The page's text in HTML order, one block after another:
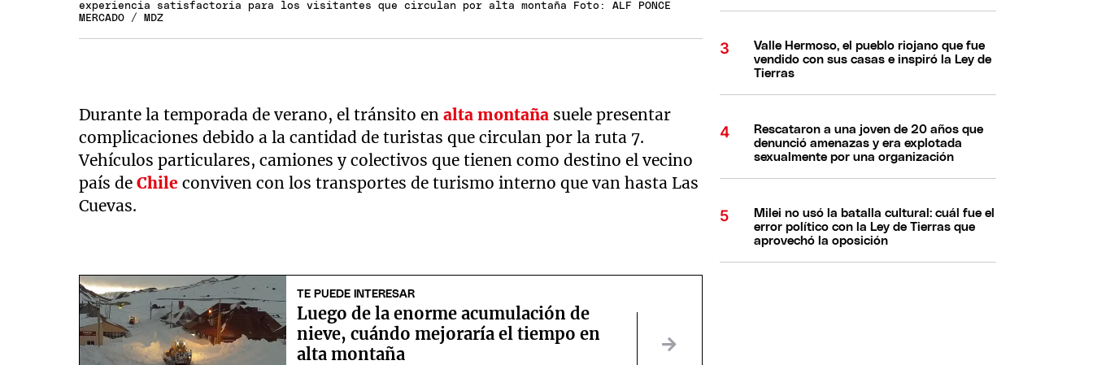
experiencia satisfactoria para los visitantes que circulan por alta montaña Foto: ALF PONCE
MERCADO / MDZ
Durante la temporada de verano, el tránsito enalta montaña suele presentar
complicaciones debido a la cantidad de turistas que circulan por la ruta 7.
Vehículos particulares, camiones y colectivos que tienen como destino el vecino
país deChile conviven con los transportes de turismo interno que van hasta Las
Cuevas.
TE PUEDE INTERESAR
Luego de la enorme acumulación de
nieve, cuándo mejoraría el tiempo en
alta montaña
Valle Hermoso, el pueblo riojano que fue
vendido con sus casas e inspiró la Ley de
Tierras
Rescataron a una joven de 20 años que
denunció amenazas y era explotada
sexualmente por una organización
Milei no usó la batalla cultural: cuál fue el
error político con la Ley de Tierras que
aprovechó la oposición